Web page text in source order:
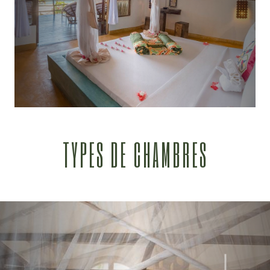
TYPES DE CHAMBRES
TRANQUILLITÉ & HARMONIE